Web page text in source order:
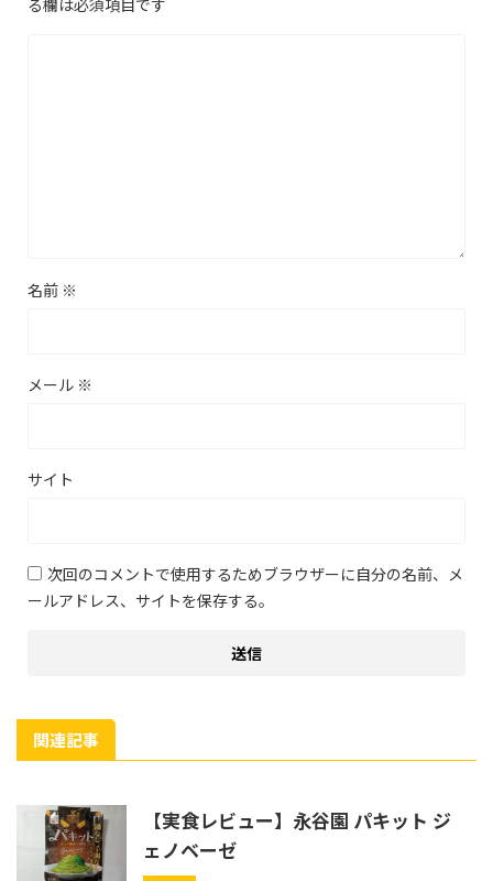
る欄は必須項目です
名前 ※
メール ※
サイト
次回のコメントで使用するためブラウザーに自分の名前、メ
ールアドレス、サイトを保存する。
関連記事
【実食レビュー】永谷園 パキット ジ
ェノベーゼ